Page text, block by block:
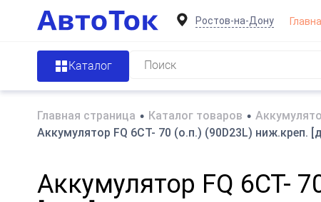
Ростов-на-Дону
Каталог
Главная страница • Каталог товаров •
Аккумулятор FQ 6СТ- 70 (о.п.) (90D23L) ниж.креп.
Аккумулятор FQ 6СТ-